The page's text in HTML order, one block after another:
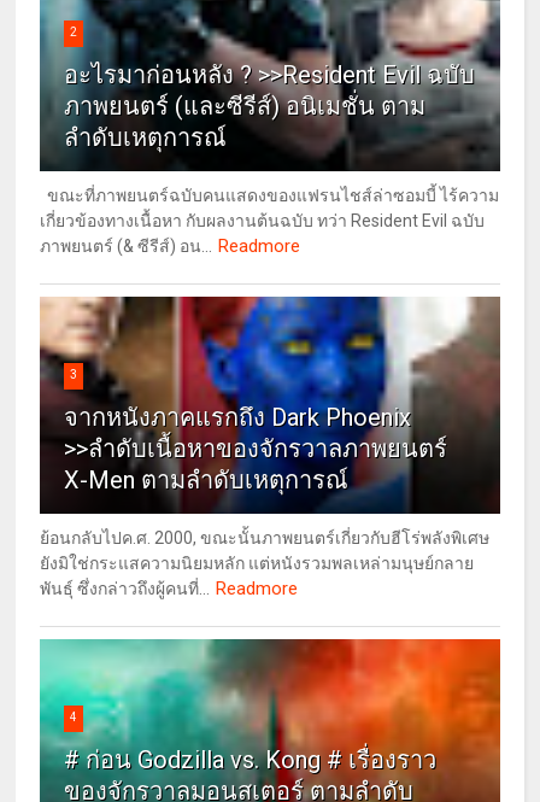
2
อะไรมาก่อนหลัง ? >>Resident Evil ฉบับ
ภาพยนตร์ (และซีรีส์) อนิเมชั่น ตาม
ลำดับเหตุการณ์
ขณะที่ภาพยนตร์ฉบับคนแสดงของแฟรนไชส์ล่าซอมบี้ ไร้ความ
เกี่ยวข้องทางเนื้อหา กับผลงานต้นฉบับ ทว่า Resident Evil ฉบับ
ภาพยนตร์ (& ซีรีส์) อน...
Readmore
3
จากหนังภาคแรกถึง Dark Phoenix
>>ลำดับเนื้อหาของจักรวาลภาพยนตร์
X-Men ตามลำดับเหตุการณ์
ย้อนกลับไปค.ศ. 2000, ขณะนั้นภาพยนตร์เกี่ยวกับฮีโร่พลังพิเศษ
ยังมิใช่กระแสความนิยมหลัก แต่หนังรวมพลเหล่ามนุษย์กลาย
พันธุ์ ซึ่งกล่าวถึงผู้คนที่...
Readmore
4
# ก่อน Godzilla vs. Kong # เรื่องราว
ของจักรวาลมอนสเตอร์ ตามลำดับ